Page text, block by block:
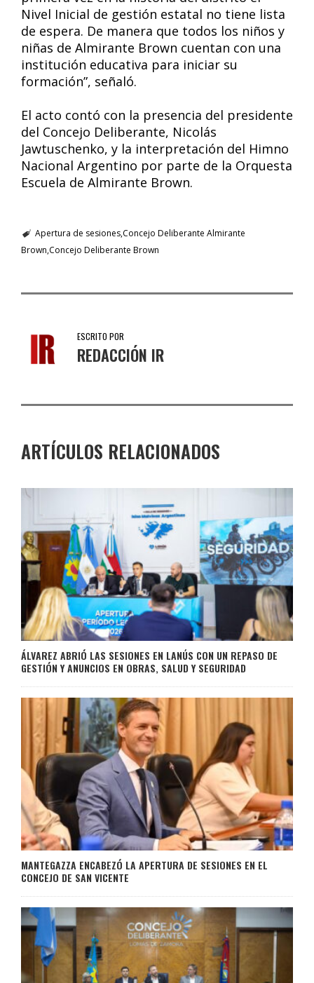
Nivel Inicial de gestión estatal no tiene lista
de espera. De manera que todos los niños y
niñas de Almirante Brown cuentan con una
institución educativa para iniciar su
formación”, señaló.
El acto contó con la presencia del presidente
del Concejo Deliberante, Nicolás
Jawtuschenko, y la interpretación del Himno
Nacional Argentino por parte de la Orquesta
Escuela de Almirante Brown.
Apertura de sesionesConcejo Deliberante Almirante
Brown Concejo Deliberante Brown
ESCRITO POR
REDACCIÓN IR
ARTÍCULOS RELACIONADOS
ÁLVAREZ ABRIÓ LAS SESIONES EN LANÚS CON UN REPASO DE
GESTIÓN Y ANUNCIOS EN OBRAS, SALUD Y SEGURIDAD
MANTEGAZZA ENCABEZÓ LA APERTURA DE SESIONES EN EL
CONCEJO DE SAN VICENTE